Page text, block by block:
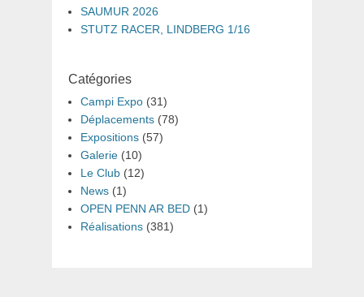
SAUMUR 2026
STUTZ RACER, LINDBERG 1/16
Catégories
Campi Expo (31)
Déplacements (78)
Expositions (57)
Galerie (10)
Le Club (12)
News (1)
OPEN PENN AR BED (1)
Réalisations (381)